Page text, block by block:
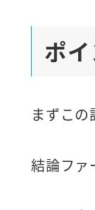
ポ
まずこの
結論ファ